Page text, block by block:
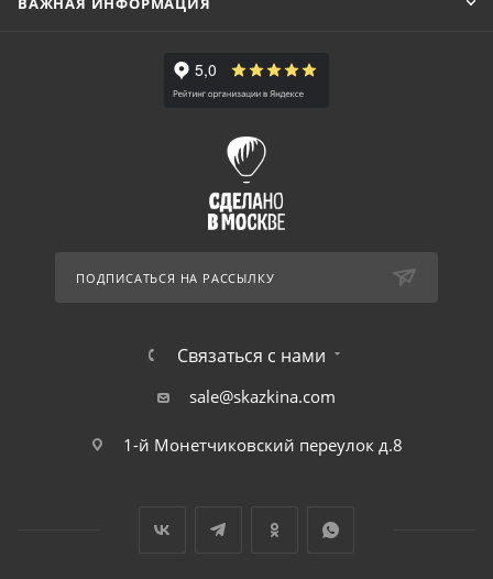
ПОДПИСАТЬСЯ НА РАССЫЛКУ
Связаться с нами
sale@skazkina.com
1-й Монетчиковский переулок д.8